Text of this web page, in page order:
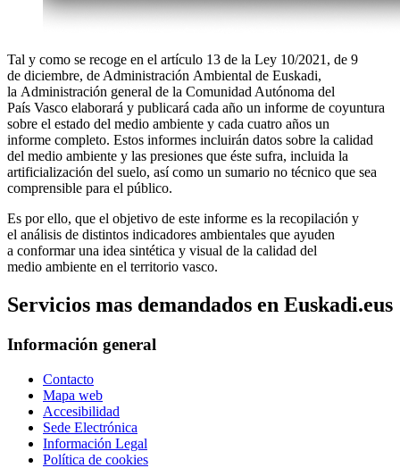
Tal y como se recoge en el artículo 13 de la Ley 10/2021, de 9
de diciembre, de Administración Ambiental de Euskadi,
la Administración general de la Comunidad Autónoma del
País Vasco elaborará y publicará cada año un informe de coyuntura
sobre el estado del medio ambiente y cada cuatro años un
informe completo. Estos informes incluirán datos sobre la calidad
del medio ambiente y las presiones que éste sufra, incluida la
artificialización del suelo, así como un sumario no técnico que sea
comprensible para el público.
Es por ello, que el objetivo de este informe es la recopilación y
el análisis de distintos indicadores ambientales que ayuden
a conformar una idea sintética y visual de la calidad del
medio ambiente en el territorio vasco.
Servicios mas demandados en Euskadi.eus
Información general
Contacto
Mapa web
Accesibilidad
Sede Electrónica
Información Legal
Política de cookies